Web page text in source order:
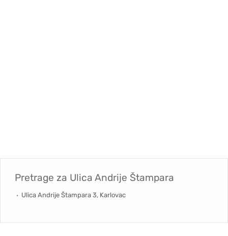
Pretrage za Ulica Andrije Štampara
Ulica Andrije Štampara 3, Karlovac